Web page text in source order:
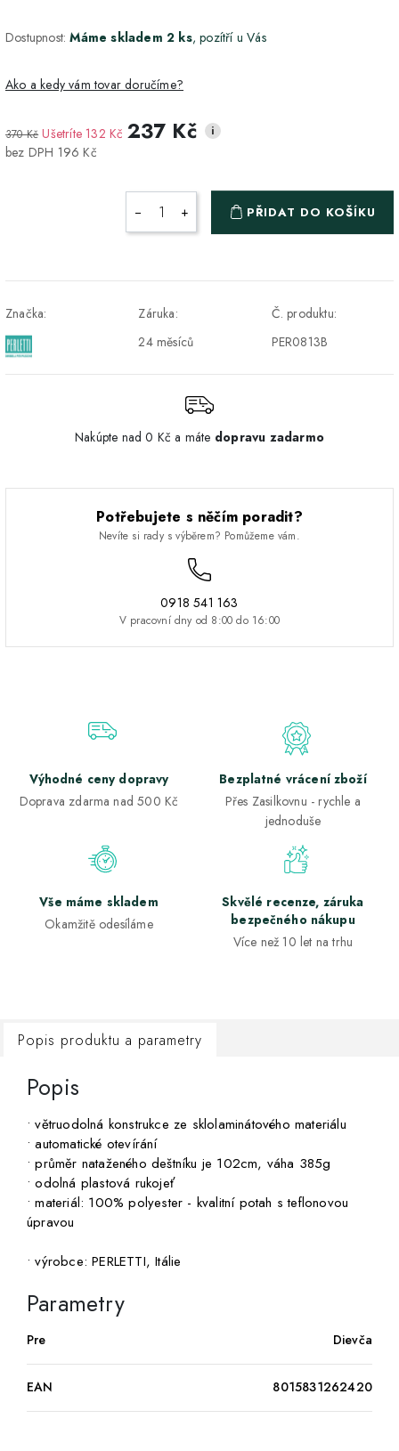
Dostupnost:Máme skladem 2 ks, pozítří u Vás
Ako a kedy vám tovar doručíme?
DPD Home - doručenie
na adresu
2-3 dny
DPD - Odberné miesto
1-2 pracovné dni ZDARMA
370 Kč Ušetríte 132 Kč 237 Kč i
bez DPH 196 Kč
− + PŘIDAT DO KOŠÍKU
Značka:
Záruka:
24 měsíců
Č. produktu:
PER0813B
Nakúpte nad 0 Kč a máte dopravu zadarmo
Potřebujete s něčím poradit?
Nevíte si rady s výběrem? Pomůžeme vám.
0918 541 163
V pracovní dny od 8:00 do 16:00
Výhodné ceny dopravy
Doprava zdarma nad 500 Kč
Bezplatné vrácení zboží
Přes Zasilkovnu - rychle a
jednoduše
Vše máme skladem
Okamžitě odesíláme
Skvělé recenze, záruka
bezpečného nákupu
Více než 10 let na trhu
Popis produktu a parametry
Popis
• větruodolná konstrukce ze sklolaminátového materiálu
• automatické otevírání
• průměr nataženého deštníku je 102cm, váha 385g
• odolná plastová rukojeť
• materiál: 100% polyester - kvalitní potah s teflonovou
úpravou
• výrobce: PERLETTI, Itálie
Parametry
Pre Dievča
EAN 8015831262420